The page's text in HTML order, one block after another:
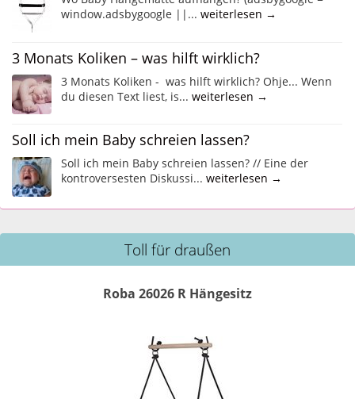
window.adsbygoogle ||... weiterlesen →
3 Monats Koliken – was hilft wirklich?
3 Monats Koliken - was hilft wirklich? Ohje... Wenn
du diesen Text liest, is... weiterlesen →
Soll ich mein Baby schreien lassen?
Soll ich mein Baby schreien lassen? // Eine der
kontroversesten Diskussi... weiterlesen →
Toll für draußen
Roba 26026 R Hängesitz